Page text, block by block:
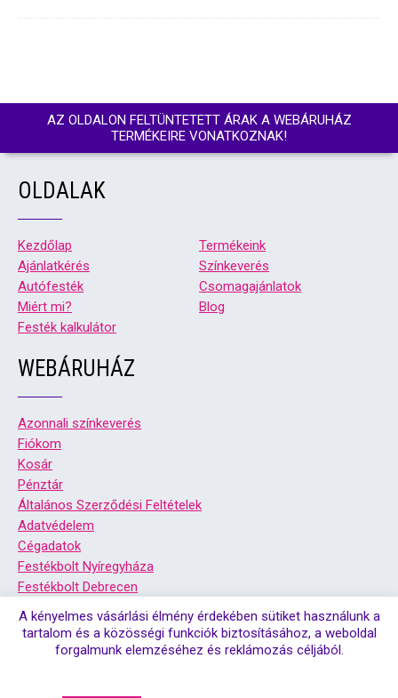
AZ OLDALON FELTÜNTETETT ÁRAK A WEBÁRUHÁZ
TERMÉKEIRE VONATKOZNAK!
OLDALAK
Kezdőlap
Termékeink
Ajánlatkérés
Színkeverés
Autófesték
Csomagajánlatok
Miért mi?
Blog
Festék kalkulátor
WEBÁRUHÁZ
Azonnali színkeverés
Fiókom
Kosár
Pénztár
Általános Szerződési Feltételek
Adatvédelem
Cégadatok
Festékbolt Nyíregyháza
Festékbolt Debrecen
© Copyright 2026. Színsziget festékbolt debrecen, és
A kényelmes vásárlási élmény érdekében sütiket használunk a
tartalom és a közösségi funkciók biztosításához, a weboldal
forgalmunk elemzéséhez és reklámozás céljából.